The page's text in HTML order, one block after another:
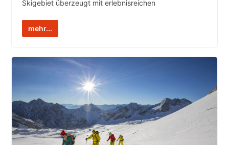
Skigebiet überzeugt mit erlebnisreichen
mehr...